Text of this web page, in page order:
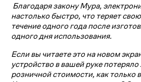
Благодаря закону Мура,
настолько быстро, что теряет
течение одного года после
одного дня использования.
Если вы читаете это на новом
устройство в вашей руке
розничной стоимости, как только